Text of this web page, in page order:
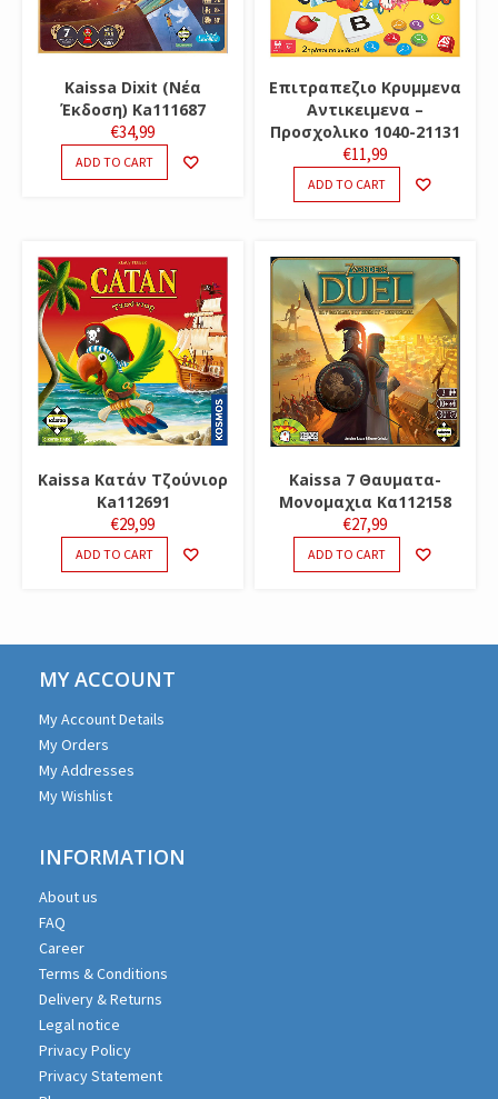
Kaissa Dixit (Νέα
Έκδοση) Ka111687
€34,99
ADD TO CART
Επιτραπεζιο Κρυμμενα
Αντικειμενα –
Προσχολικο 1040-21131
€11,99
ADD TO CART
Kaissa Κατάν Τζούνιορ
Ka112691
€29,99
ADD TO CART
Kaissa 7 Θαυματα-
Μονομαχια Κα112158
€27,99
ADD TO CART
MY ACCOUNT
My Account Details
My Orders
My Addresses
My Wishlist
INFORMATION
About us
FAQ
Career
Terms & Conditions
Delivery & Returns
Legal notice
Privacy Policy
Privacy Statement